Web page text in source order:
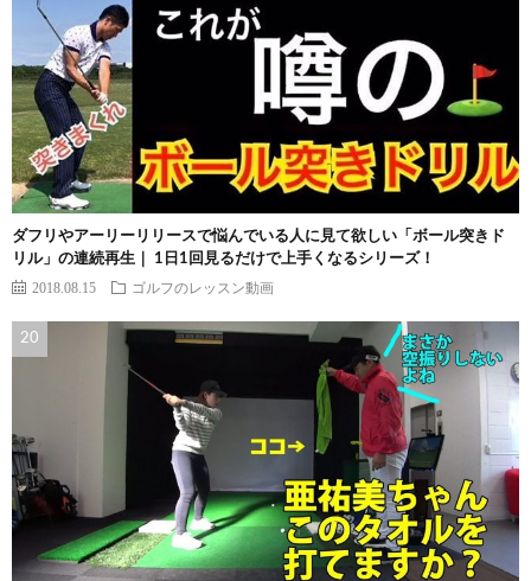
ダフリやアーリーリリースで悩んでいる人に見て欲しい「ボール突きド
リル」の連続再生｜ 1日1回見るだけで上手くなるシリーズ！
2018.08.15 ゴルフのレッスン動画